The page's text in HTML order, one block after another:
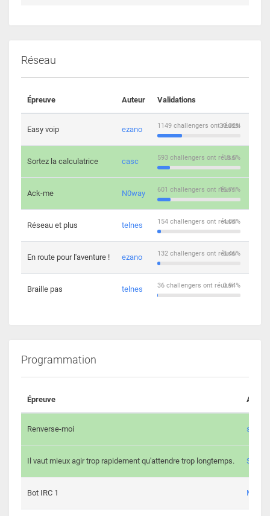
Réseau
Épreuve Auteur Validations
Easy voip ezano 30.02%
1149 challengers ont réussi
Sortez la calculatrice casc 15.5%
593 challengers ont réussi
Ack-me N0way 15.71%
601 challengers ont réussi
Réseau et plus telnes 4.03%
154 challengers ont réussi
En route pour l'aventure ! ezano 3.46%
132 challengers ont réussi
Braille pas telnes 0.94%
36 challengers ont réussi
Programmation
Épreuve Auteur
Renverse-moi s3th
Il vaut mieux agir trop rapidement qu'attendre trop longtemps. Spl3en
Bot IRC 1